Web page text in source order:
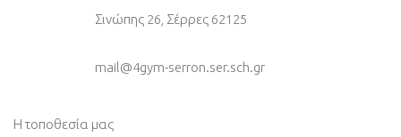
Σινώπης 26, Σέρρες 62125
mail@4gym-serron.ser.sch.gr
Η τοποθεσία μας